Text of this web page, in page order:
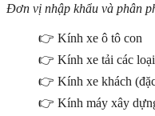
Đơn vị nhập khẩu và phân
👉 Kính xe ô tô con
👉 Kính xe tải các loại
👉 Kính xe khách
👉 Kính máy xây